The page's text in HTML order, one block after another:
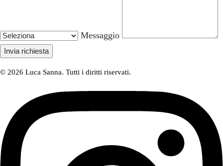
Messaggio
Invia richiesta
© 2026 Luca Sanna. Tutti i diritti riservati.